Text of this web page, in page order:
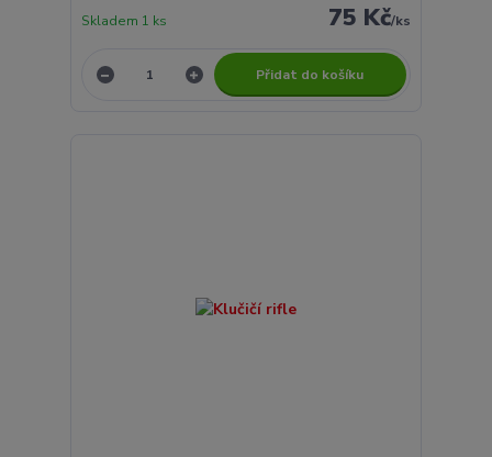
75 Kč/ks
Skladem 1 ks
Přidat do košíku